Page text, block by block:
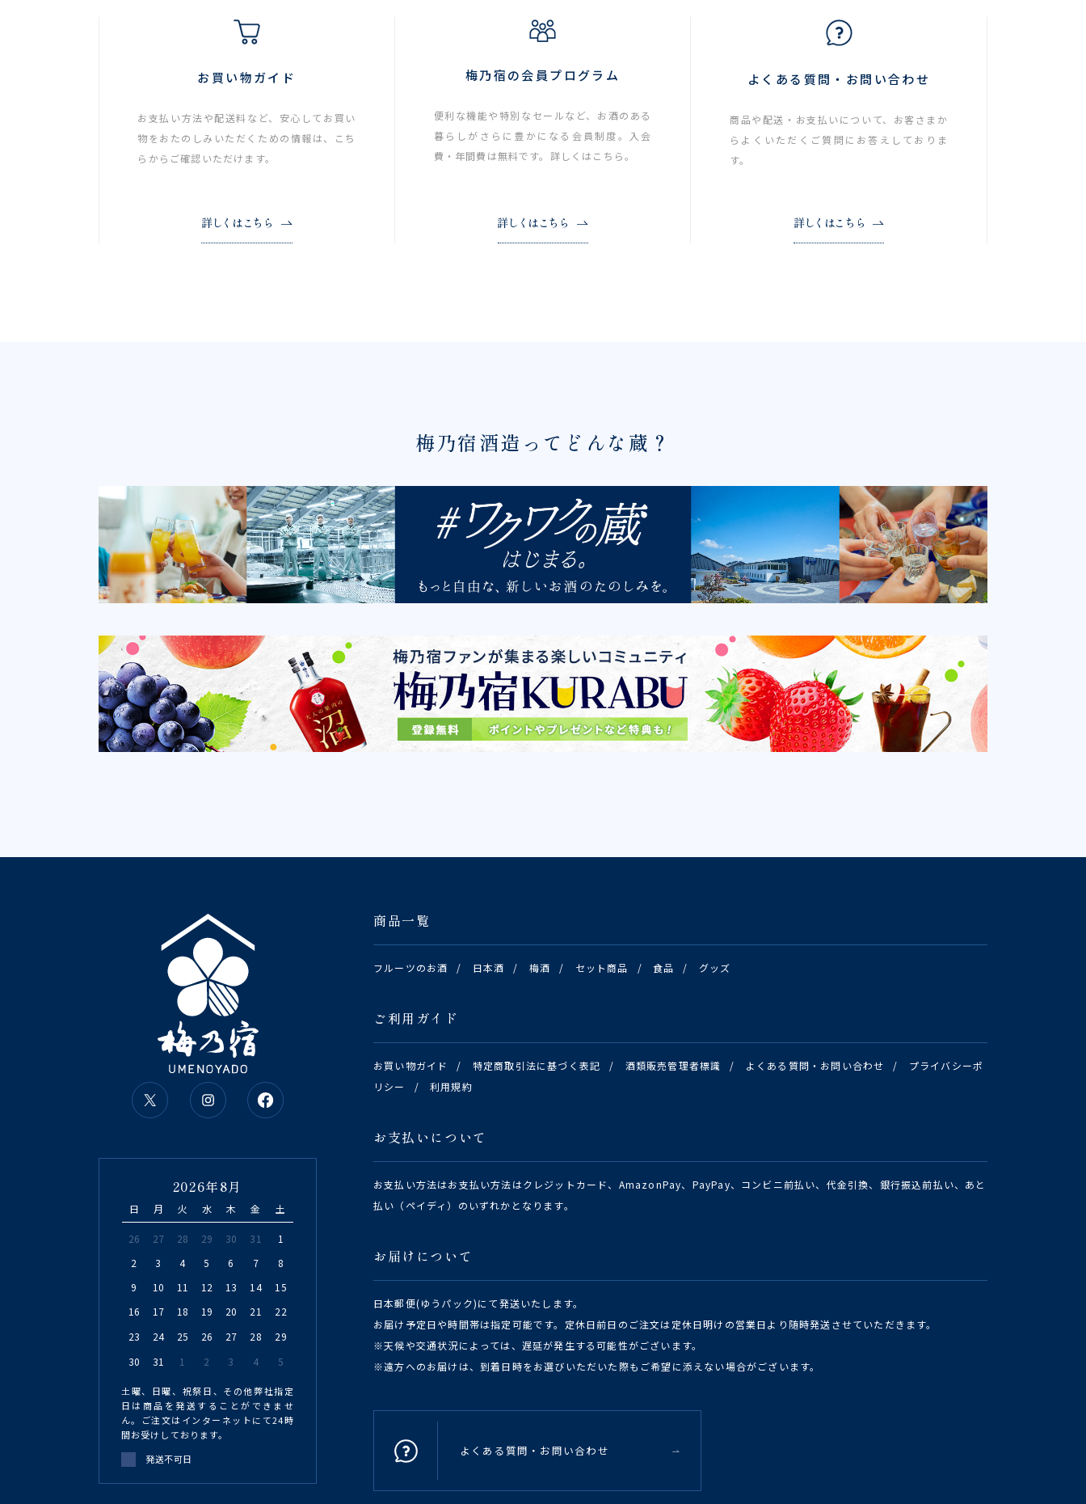
お買い物ガイド
お支払い方法や配送料など、安心してお買い
物をおたのしみいただくための情報は、こち
らからご確認いただけます。
詳しくはこちら
梅乃宿の会員プログラム
便利な機能や特別なセールなど、お酒のある
暮らしがさらに豊かになる会員制度。入会
費・年間費は無料です。詳しくはこちら。
詳しくはこちら
よくある質問・お問い合わせ
商品や配送・お支払いについて、お客さまか
らよくいただくご質問にお答えしておりま
す。
詳しくはこちら
梅乃宿酒造ってどんな蔵？
商品一覧
フルーツのお酒 / 日本酒 / 梅酒 / セット商品 / 食品 / グッズ
ご利用ガイド
お買い物ガイド / 特定商取引法に基づく表記 / 酒類販売管理者標識 / よくある質問・お問い合わせ /
プライバシーポ
リシー
/ 利用規約
お支払いについて
お支払い方法はお支払い方法はクレジットカード、AmazonPay、PayPay、コンビニ前払い、代金引換、銀行振込前払い、あと
払い（ペイディ）のいずれかとなります。
お届けについて
日本郵便(ゆうパック)にて発送いたします。
お届け予定日や時間帯は指定可能です。定休日前日のご注文は定休日明けの営業日より随時発送させていただきます。
※天候や交通状況によっては、遅延が発生する可能性がございます。
※遠方へのお届けは、到着日時をお選びいただいた際もご希望に添えない場合がございます。
よくある質問・お問い合わせ
2026年8月
日 月 火 水 木 金 土
26 27 28 29 30 31
1
2
3 4 5 6 7
8
9
10 11 12 13 14
15
16
17 18 19 20 21
22
23
24 25 26 27 28
29
30
31 1 2 3 4 5
土曜、日曜、祝祭日、その他弊社指定
日は商品を発送することができませ
ん。ご注文はインターネットにて24時
間お受けしております。
発送不可日